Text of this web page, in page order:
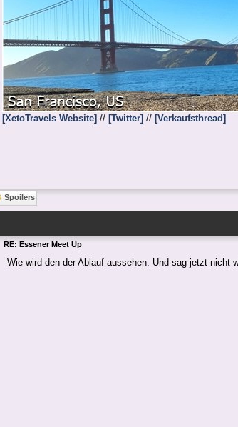
[XetoTravels Website] // [Twitter] // [Verkaufsthread]
Spoilers
RE: Essener Meet Up
Wie wird den der Ablauf aussehen. Und sag jetzt nicht